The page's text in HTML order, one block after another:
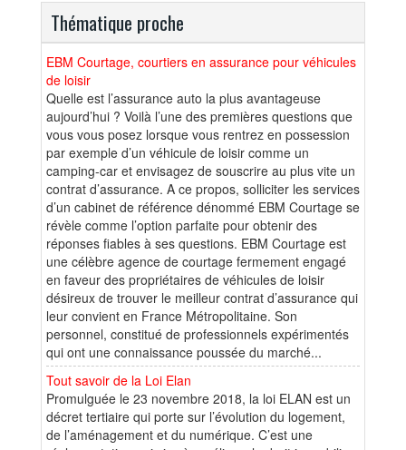
Thématique proche
EBM Courtage, courtiers en assurance pour véhicules
de loisir
Quelle est l’assurance auto la plus avantageuse
aujourd’hui ? Voilà l’une des premières questions que
vous vous posez lorsque vous rentrez en possession
par exemple d’un véhicule de loisir comme un
camping-car et envisagez de souscrire au plus vite un
contrat d’assurance. A ce propos, solliciter les services
d’un cabinet de référence dénommé EBM Courtage se
révèle comme l’option parfaite pour obtenir des
réponses fiables à ses questions. EBM Courtage est
une célèbre agence de courtage fermement engagé
en faveur des propriétaires de véhicules de loisir
désireux de trouver le meilleur contrat d’assurance qui
leur convient en France Métropolitaine. Son
personnel, constitué de professionnels expérimentés
qui ont une connaissance poussée du marché...
Tout savoir de la Loi Elan
Promulguée le 23 novembre 2018, la loi ELAN est un
décret tertiaire qui porte sur l’évolution du logement,
de l’aménagement et du numérique. C’est une